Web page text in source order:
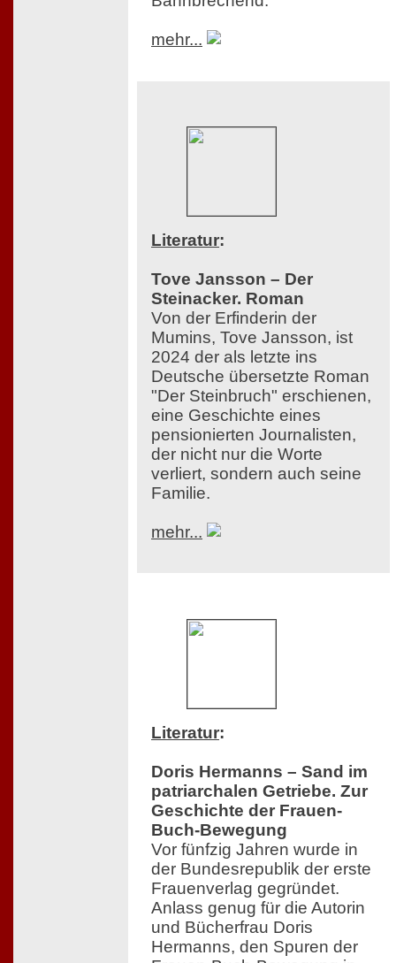
mehr...
Literatur:
Tove Jansson – Der
Steinacker. Roman
Von der Erfinderin der
Mumins, Tove Jansson, ist
2024 der als letzte ins
Deutsche übersetzte Roman
"Der Steinbruch" erschienen,
eine Geschichte eines
pensionierten Journalisten,
der nicht nur die Worte
verliert, sondern auch seine
Familie.
mehr...
Literatur:
Doris Hermanns – Sand im
patriarchalen Getriebe. Zur
Geschichte der Frauen-
Buch-Bewegung
Vor fünfzig Jahren wurde in
der Bundesrepublik der erste
Frauenverlag gegründet.
Anlass genug für die Autorin
und Bücherfrau Doris
Hermanns, den Spuren der